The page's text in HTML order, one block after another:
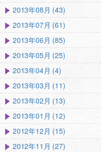
2013年08月 (43)
2013年07月 (61)
2013年06月 (85)
2013年05月 (25)
2013年04月 (4)
2013年03月 (11)
2013年02月 (13)
2013年01月 (12)
2012年12月 (15)
2012年11月 (27)